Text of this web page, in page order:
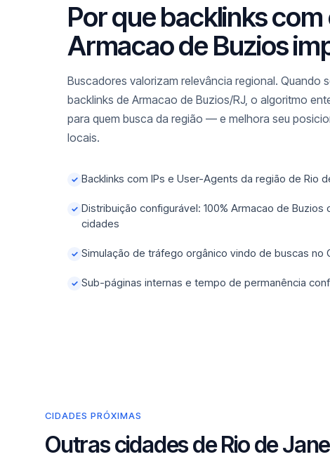
Por que backlinks
Armacao de Buzios
Buscadores valorizam relevância regional. Quando
backlinks de Armacao de Buzios/RJ, o algoritmo
para quem busca da região — e melhora seu
locais.
✓ Backlinks com IPs e User-Agents da região de Rio
✓ Distribuição configurável: 100% Armacao de
cidades
✓ Simulação de tráfego orgânico vindo de buscas no
✓ Sub-páginas internas e tempo de permanência
CIDADES PRÓXIMAS
Outras cidades de Rio de